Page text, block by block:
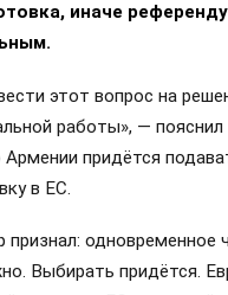
иначе
этот вопрос на
работы», —
придётся
в ЕС.
признал: одновременное
Выбирать придётся.